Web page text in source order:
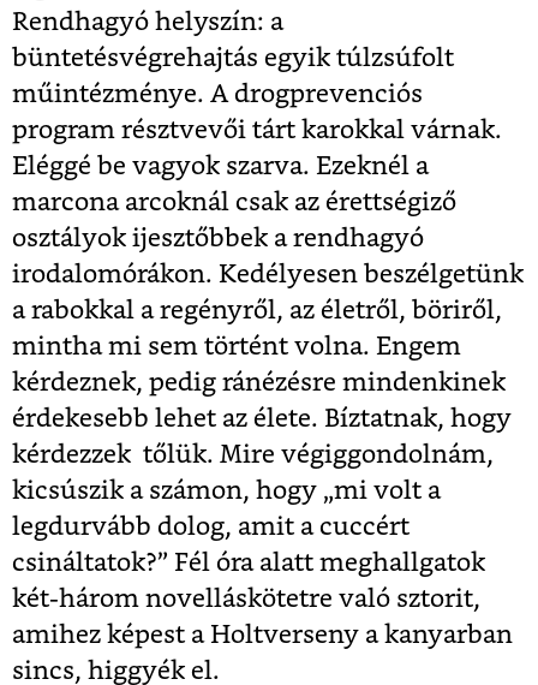
Rendhagyó helyszín: a
büntetésvégrehajtás egyik túlzsúfolt
műintézménye. A drogprevenciós
program résztvevői tárt karokkal várnak.
Eléggé be vagyok szarva. Ezeknél a
marcona arcoknál csak az érettségiző
osztályok ijesztőbbek a rendhagyó
irodalomórákon. Kedélyesen beszélgetünk
a rabokkal a regényről, az életről, böriről,
mintha mi sem történt volna. Engem
kérdeznek, pedig ránézésre mindenkinek
érdekesebb lehet az élete. Bíztatnak, hogy
kérdezzek tőlük. Mire végiggondolnám,
kicsúszik a számon, hogy „mi volt a
legdurvább dolog, amit a cuccért
csináltatok?” Fél óra alatt meghallgatok
két-három novelláskötetre való sztorit,
amihez képest a Holtverseny a kanyarban
sincs, higgyék el.